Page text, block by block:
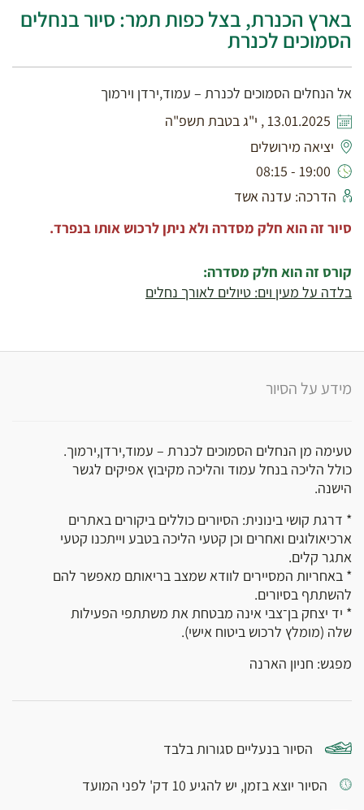
בארץ הכנרת, בצל כפות תמר: סיור בנחלים
הסמוכים לכנרת
אל הנחלים הסמוכים לכנרת – עמוד,ירדן וירמוך
13.01.2025 , י"ג בטבת תשפ"ה
יציאה מירושלים
19:00 - 08:15
הדרכה: עדנה אשד
סיור זה הוא חלק מסדרה ולא ניתן לרכוש אותו בנפרד.
קורס זה הוא חלק מסדרה:
בלדה על מעין וים: טיולים לאורך נחלים
מידע על הסיור
טעימה מן הנחלים הסמוכים לכנרת – עמוד,ירדן,ירמוך.
כולל הליכה בנחל עמוד והליכה מקיבוץ אפיקים לגשר
הישנה.
* דרגת קושי בינונית: הסיורים כוללים ביקורים באתרים
ארכיאולוגים ואחרים וכן קטעי הליכה בטבע וייתכנו קטעי
אתגר קלים.
* באחריות המסיירים לוודא שמצב בריאותם מאפשר להם
להשתתף בסיורים.
* יד יצחק בן־צבי אינה מבטחת את משתתפי הפעילות
שלה (מומלץ לרכוש ביטוח אישי).
מפגש: חניון הארנה
הסיור בנעליים סגורות בלבד
הסיור יוצא בזמן, יש להגיע 10 דק' לפני המועד